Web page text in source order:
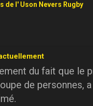
de l' Uson Nevers Rugby
du fait que le
de personnes,